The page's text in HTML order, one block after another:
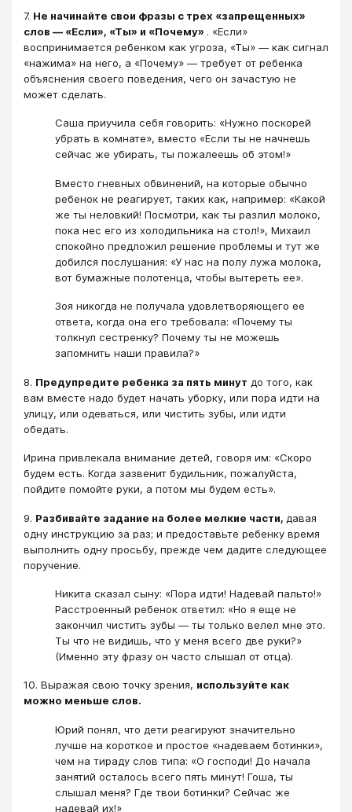
7. Не начинайте свои фразы с трех «запрещенных»
слов — «Если», «Ты» и «Почему» . «Если»
воспринимается ребенком как угроза, «Ты» — как сигнал
«нажима» на него, а «Почему» — требует от ребенка
объяснения своего поведения, чего он зачастую не
может сделать.
Саша приучила себя говорить: «Нужно поскорей
убрать в комнате», вместо «Если ты не начнешь
сейчас же убирать, ты пожалеешь об этом!»
Вместо гневных обвинений, на которые обычно
ребенок не реагирует, таких как, например: «Какой
же ты неловкий! Посмотри, как ты разлил молоко,
пока нес его из холодильника на стол!», Михаил
спокойно предложил решение проблемы и тут же
добился послушания: «У нас на полу лужа молока,
вот бумажные полотенца, чтобы вытереть ее».
Зоя никогда не получала удовлетворяющего ее
ответа, когда она его требовала: «Почему ты
толкнул сестренку? Почему ты не можешь
запомнить наши правила?»
8. Предупредите ребенка за пять минут до того, как
вам вместе надо будет начать уборку, или пора идти на
улицу, или одеваться, или чистить зубы, или идти
обедать.
Ирина привлекала внимание детей, говоря им: «Скоро
будем есть. Когда зазвенит будильник, пожалуйста,
пойдите помойте руки, а потом мы будем есть».
9. Разбивайте задание на более мелкие части, давая
одну инструкцию за раз; и предоставьте ребенку время
выполнить одну просьбу, прежде чем дадите следующее
поручение.
Никита сказал сыну: «Пора идти! Надевай пальто!»
Расстроенный ребенок ответил: «Но я еще не
закончил чистить зубы — ты только велел мне это.
Ты что не видишь, что у меня всего две руки?»
(Именно эту фразу он часто слышал от отца).
10. Выражая свою точку зрения, используйте как
можно меньше слов.
Юрий понял, что дети реагируют значительно
лучше на короткое и простое «надеваем ботинки»,
чем на тираду слов типа: «О господи! До начала
занятий осталось всего пять минут! Гоша, ты
слышал меня? Где твои ботинки? Сейчас же
надевай их!»